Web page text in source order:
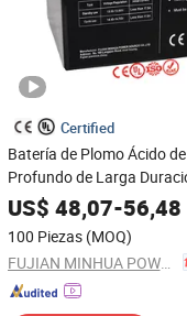
Certified
Batería de Plomo Ácido
Profundo de Larga
Sistema Eólico 12V 70ah
US$ 48,07-56,48
100 Piezas (MOQ)
FUJIAN MINHUA POWER SOURCE CO., LTD.